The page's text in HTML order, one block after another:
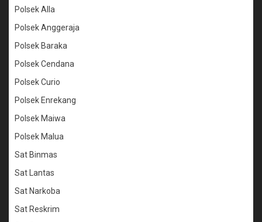
Polsek Alla
Polsek Anggeraja
Polsek Baraka
Polsek Cendana
Polsek Curio
Polsek Enrekang
Polsek Maiwa
Polsek Malua
Sat Binmas
Sat Lantas
Sat Narkoba
Sat Reskrim